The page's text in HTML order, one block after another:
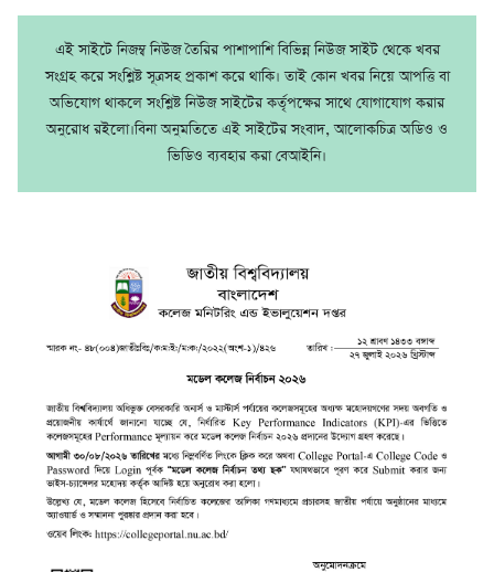
এই সাইটে নিজম্ব নিউজ তৈরির পাশাপাশি বিভিন্ন নিউজ সাইট থেকে খবর
সংগ্রহ করে সংশ্লিষ্ট সূত্রসহ প্রকাশ করে থাকি। তাই কোন খবর নিয়ে আপত্তি বা
অভিযোগ থাকলে সংশ্লিষ্ট নিউজ সাইটের কর্তৃপক্ষের সাথে যোগাযোগ করার
অনুরোধ রইলো।বিনা অনুমতিতে এই সাইটের সংবাদ, আলোকচিত্র অডিও ও
ভিডিও ব্যবহার করা বেআইনি।